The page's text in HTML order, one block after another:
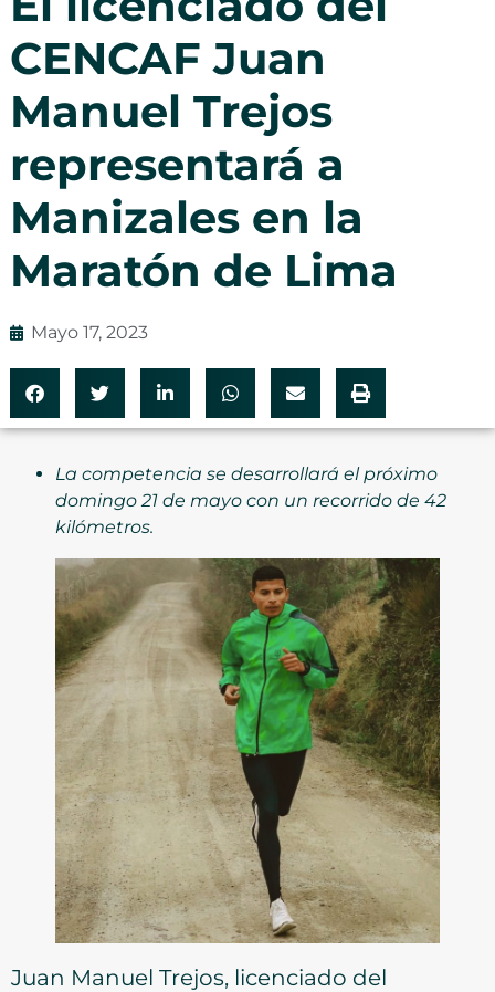
CENCAF Juan
Manuel Trejos
representará a
Manizales en la
Maratón de Lima
Mayo 17, 2023
La competencia se desarrollará el próximo
domingo 21 de mayo con un recorrido de 42
kilómetros.
Juan Manuel Trejos, licenciado del